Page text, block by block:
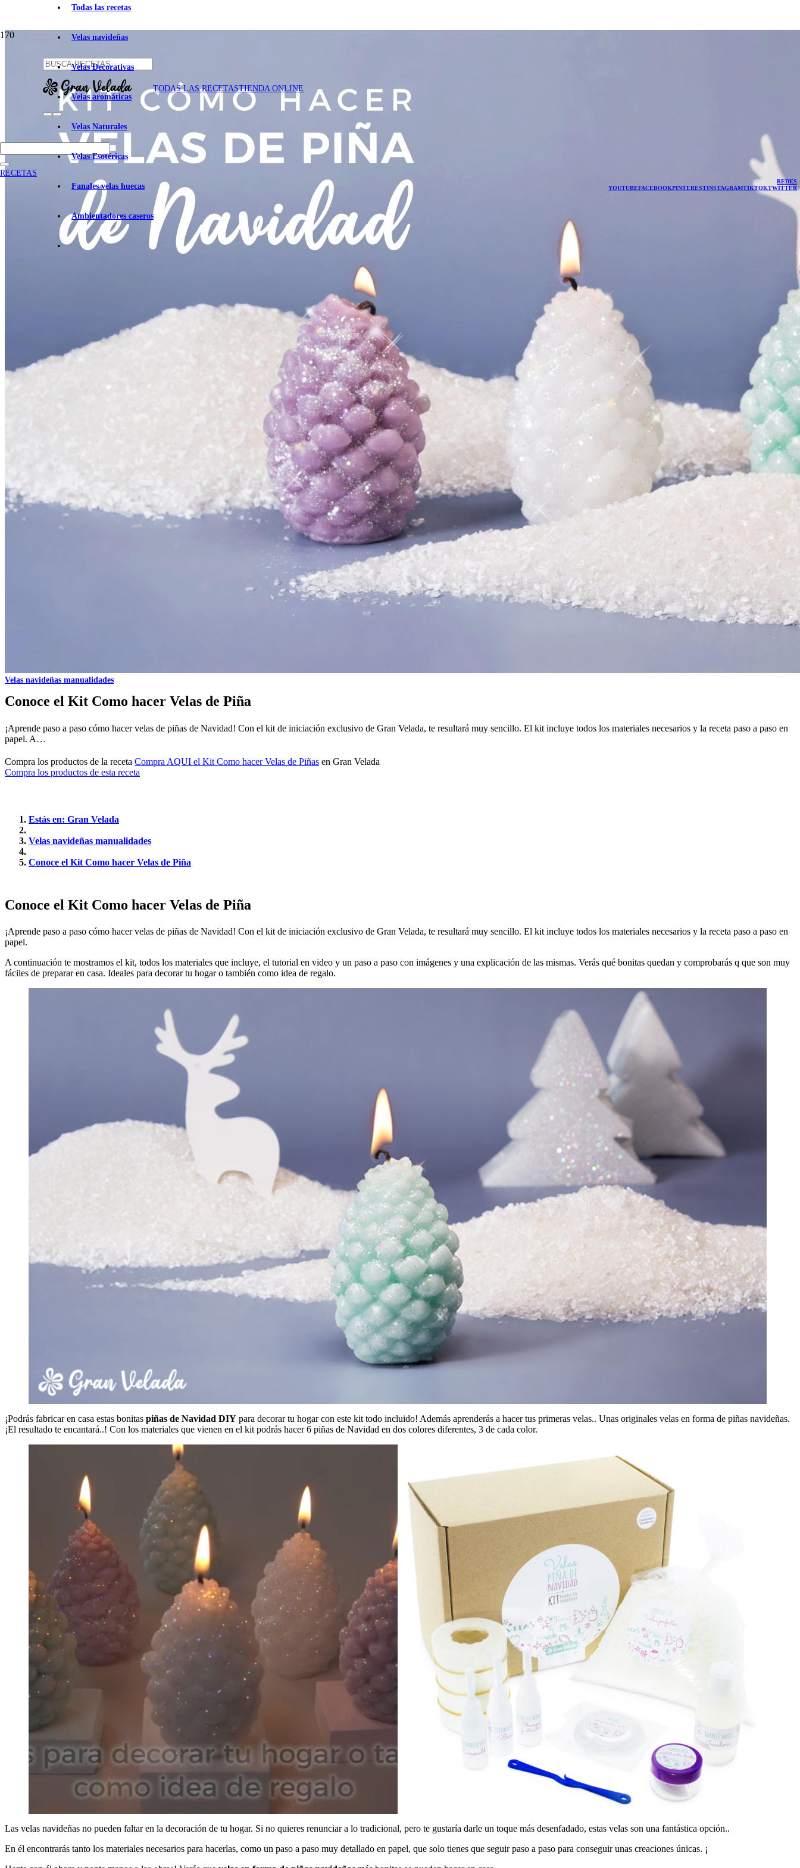
TODAS LAS RECETASTIENDA ONLINE
Todas las recetas
Velas navideñas
Velas Decorativas
Velas aromáticas
Velas Naturales
Velas Esotéricas
Fanales velas huecas
Ambientadores caseros
RECETAS
REDES
YOUTUBEFACEBOOKPINTERESTINSTAGRAMTIKTOKTWITTER
Velas navideñas manualidades
Conoce el Kit Como hacer Velas de Piña
¡Aprende paso a paso cómo hacer velas de piñas de Navidad! Con el kit de iniciación exclusivo de Gran Velada, te resultará muy sencillo. El kit incluye todos los materiales necesarios y la receta paso a paso en
papel. A…
Compra los productos de la receta Compra AQUI el Kit Como hacer Velas de Piñas en Gran Velada
Compra los productos de esta receta
Estás en: Gran Velada
Velas navideñas manualidades
Conoce el Kit Como hacer Velas de Piña
Conoce el Kit Como hacer Velas de Piña
¡Aprende paso a paso cómo hacer velas de piñas de Navidad! Con el kit de iniciación exclusivo de Gran Velada, te resultará muy sencillo. El kit incluye todos los materiales necesarios y la receta paso a paso en
papel.
A continuación te mostramos el kit, todos los materiales que incluye, el tutorial en video y un paso a paso con imágenes y una explicación de las mismas. Verás qué bonitas quedan y comprobarás q que son muy
fáciles de preparar en casa. Ideales para decorar tu hogar o también como idea de regalo.
¡Podrás fabricar en casa estas bonitas piñas de Navidad DIY para decorar tu hogar con este kit todo incluido! Además aprenderás a hacer tus primeras velas.. Unas originales velas en forma de piñas navideñas.
¡El resultado te encantará..! Con los materiales que vienen en el kit podrás hacer 6 piñas de Navidad en dos colores diferentes, 3 de cada color.
Las velas navideñas no pueden faltar en la decoración de tu hogar. Si no quieres renunciar a lo tradicional, pero te gustaría darle un toque más desenfadado, estas velas son una fantástica opción..
En él encontrarás tanto los materiales necesarios para hacerlas, como un paso a paso muy detallado en papel, que solo tienes que seguir paso a paso para conseguir unas creaciones únicas. ¡